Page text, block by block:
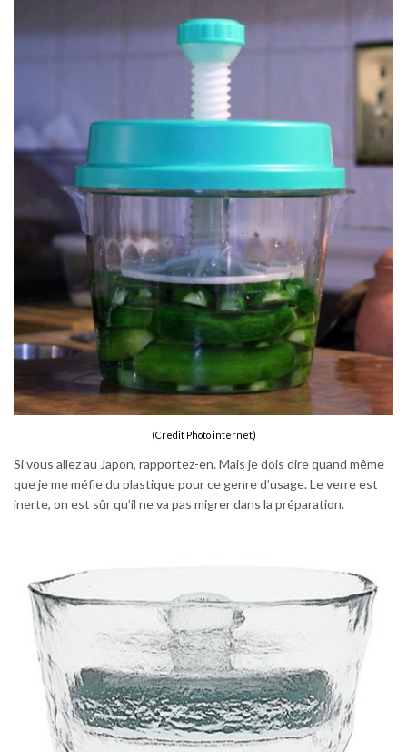
(Credit Photo internet)
Si vous allez au Japon, rapportez-en. Mais je dois dire quand même
que je me méfie du plastique pour ce genre d’usage. Le verre est
inerte, on est sûr qu’il ne va pas migrer dans la préparation.